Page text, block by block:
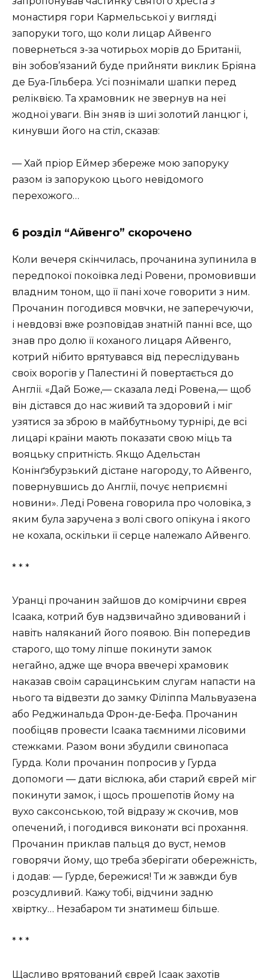
монастиря гори Кармельської у вигляді
запоруки того, що коли лицар Айвенго
повернеться з-за чотирьох морів до Британії,
він зобов’язаний буде прийняти виклик Бріяна
де Буа-Гільбера. Усі познімали шапки перед
реліквією. Та храмовник не звернув на неї
жодної уваги. Він зняв із шиї золотий ланцюг і,
кинувши його на стіл, сказав:
— Хай пріор Еймер збереже мою запоруку
разом із запорукою цього невідомого
перехожого…
6 розділ “Айвенго” скорочено
Коли вечеря скінчилась, прочанина зупинила в
передпокої покоївка леді Ровени, промовивши
владним тоном, що її пані хоче говорити з ним.
Прочанин погодився мовчки, не заперечуючи,
і невдовзі вже розповідав знатній панні все, що
знав про долю її коханого лицаря Айвенго,
котрий нібито врятувався від переслідувань
своїх ворогів у Палестині й повертається до
Англії. «Дай Боже,— сказала леді Ровена,— щоб
він дістався до нас живий та здоровий і міг
узятися за зброю в майбутньому турнірі, де всі
лицарі країни мають показати свою міць та
вояцьку спритність. Якщо Адельстан
Конінґзбурзький дістане нагороду, то Айвенго,
повернувшись до Англії, почує неприємні
новини». Леді Ровена говорила про чоловіка, з
яким була заручена з волі свого опікуна і якого
не кохала, оскільки її серце належало Айвенго.
* * *
Уранці прочанин зайшов до комірчини єврея
Ісаака, котрий був надзвичайно здивований і
навіть наляканий його появою. Він попередив
старого, що тому ліпше покинути замок
негайно, адже ще вчора ввечері храмовик
наказав своїм сарацинським слугам напасти на
нього та відвезти до замку Філіппа Мальвуазена
або Реджинальда Фрон-де-Бефа. Прочанин
пообіцяв провести Ісаака таємними лісовими
стежками. Разом вони збудили свинопаса
Гурда. Коли прочанин попросив у Гурда
допомоги — дати віслюка, аби старий єврей міг
покинути замок, і щось прошепотів йому на
вухо саксонською, той відразу ж скочив, мов
опечений, і погодився виконати всі прохання.
Прочанин приклав пальця до вуст, немов
говорячи йому, що треба зберігати обережність,
і додав: — Гурде, бережися! Ти ж завжди був
розсудливий. Кажу тобі, відчини задню
хвіртку… Незабаром ти знатимеш більше.
* * *
Щасливо врятований єврей Ісаак захотів